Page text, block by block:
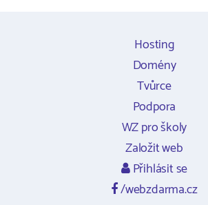
Hosting
Domény
Tvůrce
Podpora
WZ pro školy
Založit web
Přihlásit se
/webzdarma.cz